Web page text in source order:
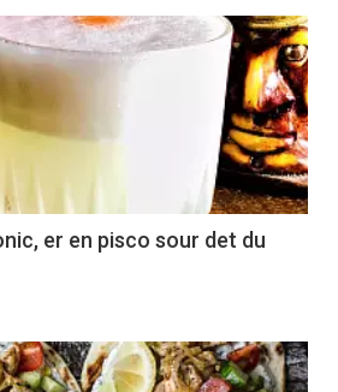
er en pisco sour det du